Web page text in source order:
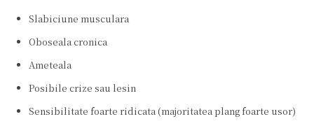
Slabiciune musculara
Oboseala cronica
Ameteala
Posibile crize sau lesin
Sensibilitate foarte ridicata (majoritatea plang foarte usor)